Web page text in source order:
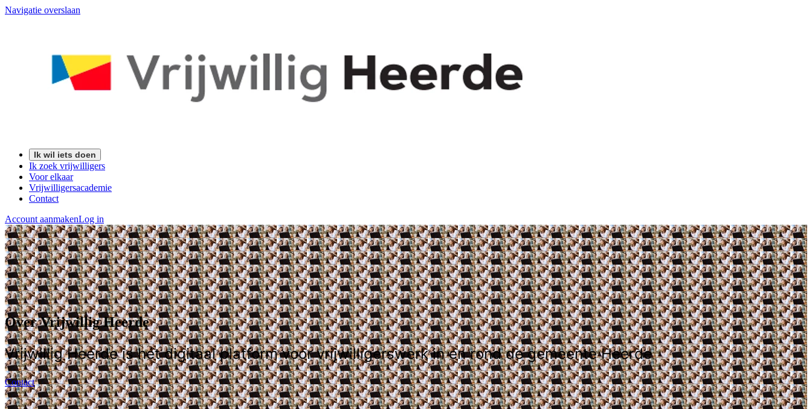
Navigatie overslaan
Ik wil iets doen
Ik zoek vrijwilligers
Voor elkaar
Vrijwilligersacademie
Contact
Account aanmakenLog in
Over Vrijwillig Heerde
Vrijwillig Heerde is hét digitaal platform voor vrijwilligerswerk in en rond de gemeente Heerde
Contact